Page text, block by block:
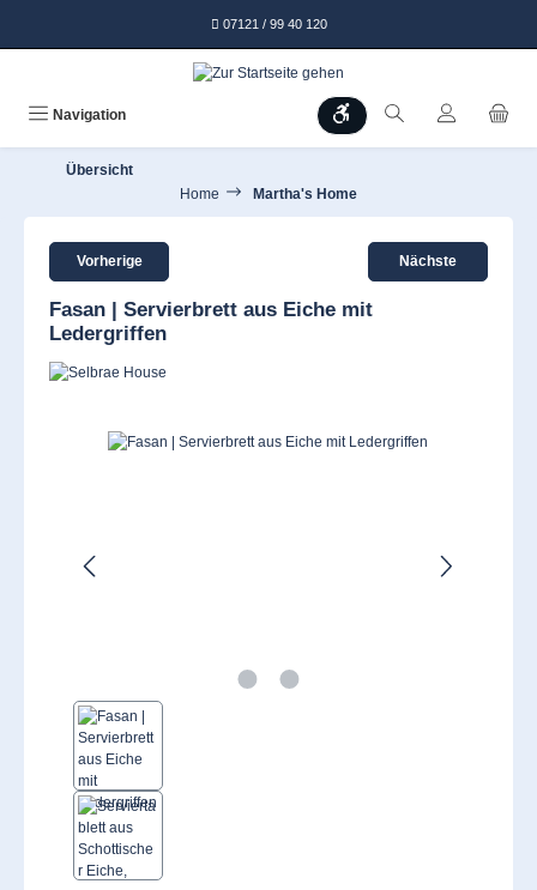
07121 / 99 40 120
Navigation Werkzeugleiste anzeigen
Übersicht
Home
Martha's Home
Vorherige Nächste
Fasan | Servierbrett aus Eiche mit
Ledergriffen
Bildergalerie überspringen